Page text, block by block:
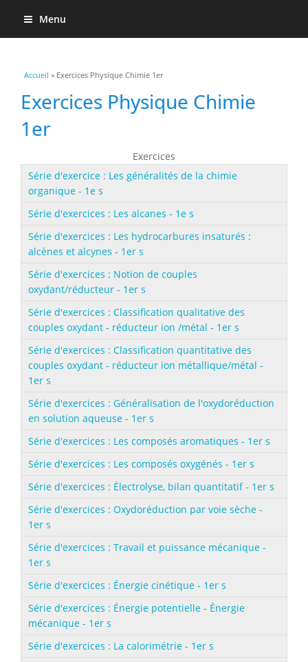
Menu
Vous êtes ici
Accueil » Exercices Physique Chimie 1er
Exercices Physique Chimie
1er
Exercices
Série d'exercice : Les généralités de la chimie
organique - 1e s
Série d'exercices : Les alcanes - 1e s
Série d'exercices : Les hydrocarbures insaturés :
alcènes et alcynes - 1er s
Série d'exercices : Notion de couples
oxydant/réducteur - 1er s
Série d'exercices : Classification qualitative des
couples oxydant - réducteur ion /métal - 1er s
Série d'exercices : Classification quantitative des
couples oxydant - réducteur ion métallique/métal -
1er s
Série d'exercices : Généralisation de l'oxydoréduction
en solution aqueuse - 1er s
Série d'exercices : Les composés aromatiques - 1er s
Série d'exercices : Les composés oxygénés - 1er s
Série d'exercices : Électrolyse, bilan quantitatif - 1er s
Série d'exercices : Oxydoréduction par voie sèche -
1er s
Série d'exercices : Travail et puissance mécanique -
1er s
Série d'exercices : Énergie cinétique - 1er s
Série d'exercices : Énergie potentielle - Énergie
mécanique - 1er s
Série d'exercices : La calorimétrie - 1er s